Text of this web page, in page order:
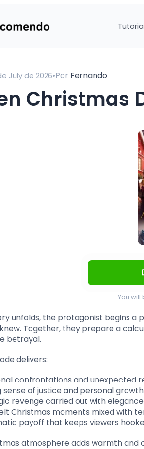
July de 2026•Por Fernando
Christmas
You
unfolds, the protagonist begins a
Together, they prepare a
betrayal.
delivers:
confrontations and unexpected
sense of justice and personal growth
revenge carried out with elegance
Christmas moments mixed with
payoff that keeps viewers
atmosphere adds warmth